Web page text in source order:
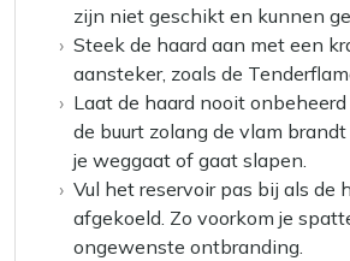
zijn niet geschikt en kunnen
Steek de haard aan met een
aansteker, zoals de
Laat de haard nooit
de buurt zolang de vlam
je weggaat of gaat slapen.
Vul het reservoir pas bij als de
afgekoeld. Zo voorkom je
ongewenste ontbranding.